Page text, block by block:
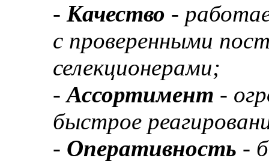
- Качество -
с проверенными
селекционерами;
-Ассортимент -
быстрое
- Оперативность -